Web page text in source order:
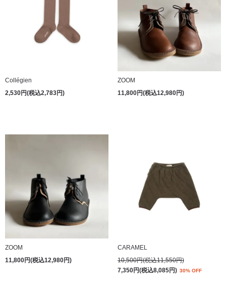
Collégien
2,530円(税込2,783円)
ZOOM
11,800円(税込12,980円)
ZOOM
11,800円(税込12,980円)
CARAMEL
10,500円(税込11,550円)
7,350円(税込8,085円) 30% OFF